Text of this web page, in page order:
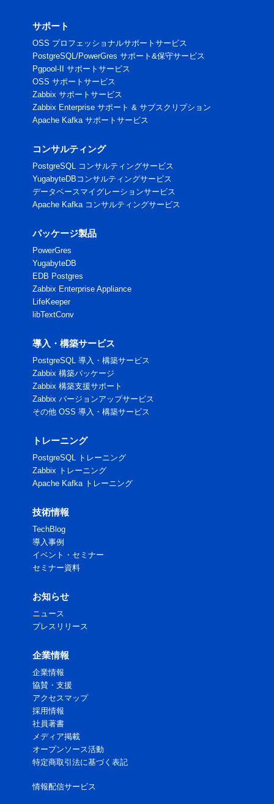
サポート
OSS プロフェッショナルサポートサービス
PostgreSQL/PowerGres サポート&保守サービス
Pgpool-II サポートサービス
OSS サポートサービス
Zabbix サポートサービス
Zabbix Enterprise サポート & サブスクリプション
Apache Kafka サポートサービス
コンサルティング
PostgreSQL コンサルティングサービス
YugabyteDBコンサルティングサービス
データベースマイグレーションサービス
Apache Kafka コンサルティングサービス
パッケージ製品
PowerGres
YugabyteDB
EDB Postgres
Zabbix Enterprise Appliance
LifeKeeper
libTextConv
導入・構築サービス
PostgreSQL 導入・構築サービス
Zabbix 構築パッケージ
Zabbix 構築支援サポート
Zabbix バージョンアップサービス
その他 OSS 導入・構築サービス
トレーニング
PostgreSQL トレーニング
Zabbix トレーニング
Apache Kafka トレーニング
技術情報
TechBlog
導入事例
イベント・セミナー
セミナー資料
お知らせ
ニュース
プレスリリース
企業情報
企業情報
協賛・支援
アクセスマップ
採用情報
社員著書
メディア掲載
オープンソース活動
特定商取引法に基づく表記
情報配信サービス